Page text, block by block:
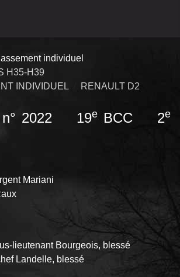
individuel
H35-H39
INDIVIDUEL
RENAULT D2
2022 19e BCC 2e
Mariani
lieutenant Bourgeois, blessé
Landelle, blessé